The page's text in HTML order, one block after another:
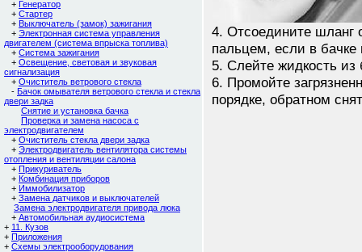
+ Генератор
+ Стартер
+ Выключатель (замок) зажигания
+ Электронная система управления
двигателем (система впрыска топлива)
+ Система зажигания
+ Освещение, световая и звуковая
сигнализация
+ Очиститель ветрового стекла
- Бачок омывателя ветрового стекла и стекла
двери задка
Снятие и установка бачка
Проверка и замена насоса с
электродвигателем
+ Очиститель стекла двери задка
+ Электродвигатель вентилятора системы
отопления и вентиляции салона
+ Прикуриватель
+ Комбинация приборов
+ Иммобилизатор
+ Замена датчиков и выключателей
Замена электродвигателя привода люка
+ Автомобильная аудиосистема
+ 11. Кузов
+ Приложения
+ Схемы электрооборудования
4. Отсоедините шланг
пальцем, если в бачке
5. Слейте жидкость из
6. Промойте
порядке, обратном